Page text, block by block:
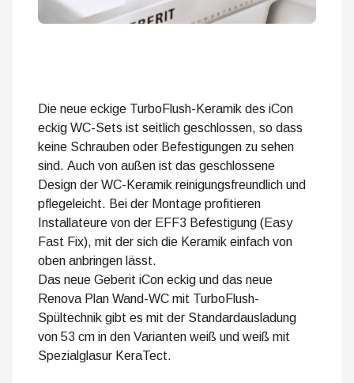
Die neue eckige TurboFlush-Keramik des iCon
eckig WC-Sets ist seitlich geschlossen, so dass
keine Schrauben oder Befestigungen zu sehen
sind. Auch von außen ist das geschlossene
Design der WC-Keramik reinigungsfreundlich und
pflegeleicht. Bei der Montage profitieren
Installateure von der EFF3 Befestigung (Easy
Fast Fix), mit der sich die Keramik einfach von
oben anbringen lässt.
Das neue Geberit iCon eckig und das neue
Renova Plan Wand-WC mit TurboFlush-
Spültechnik gibt es mit der Standardausladung
von 53 cm in den Varianten weiß und weiß mit
Spezialglasur KeraTect.